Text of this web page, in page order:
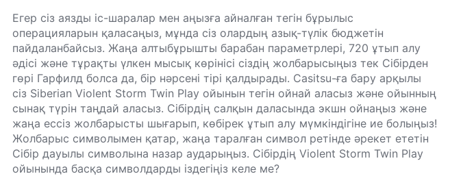
Егер сіз аязды іс-шаралар мен аңызға айналған тегін бұрылыс
операцияларын қаласаңыз, мұнда сіз олардың азық-түлік бюджетін
пайдаланбайсыз. Жаңа алтыбұрышты барабан параметрлері, 720 ұтып алу
әдісі және тұрақты үлкен мысық көрінісі сіздің жолбарысыңыз тек Сібірден
гөрі Гарфилд болса да, бір нәрсені тірі қалдырады. Casitsu-ға бару арқылы
сіз Siberian Violent Storm Twin Play ойынын тегін ойнай аласыз және ойынның
сынақ түрін таңдай аласыз. Сібірдің салқын даласында экшн ойнаңыз және
жаңа ессіз жолбарысты шығарып, көбірек ұтып алу мүмкіндігіне ие болыңыз!
Жолбарыс символымен қатар, жаңа таралған символ ретінде әрекет ететін
Сібір дауылы символына назар аударыңыз. Сібірдің Violent Storm Twin Play
ойынында басқа символдарды іздегіңіз келе ме?